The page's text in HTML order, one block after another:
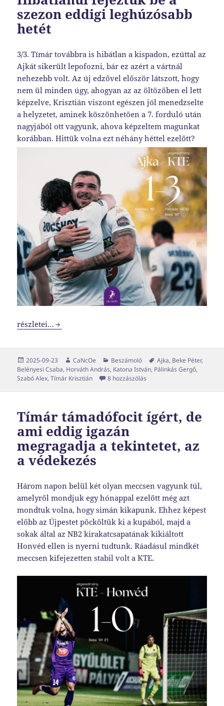
szezon eddigi leghúzósabb
hetét
3/3. Tímár továbbra is hibátlan a kispadon, ezúttal az
Ajkát sikerült lepofozni, bár ez azért a vártnál
nehezebb volt. Az új edzővel először látszott, hogy
nem ül minden úgy, ahogyan az az öltözőben el lett
képzelve, Krisztián viszont egészen jól menedzselte
a helyzetet, aminek köszönhetően a 7. forduló után
nagyjából ott vagyunk, ahova képzeltem magunkat
korábban. Hittük volna ezt néhány héttel ezelőtt?
Hibátlanul fejeztük be a szezon eddigi leghúzósabb hetét
részletei…
Közzétéve
2025-09-23 Szerző
CaNcOe Kategória
Beszámoló Címke
Ajka, Beke Péter,
Belényesi Csaba, Horváth András, Katona István, Pálinkás Gergő,
Szabó Alex,Tímár Krisztián 8 hozzászólás
Tímár támadófocit ígért, de
ami eddig igazán
megragadja a tekintetet, az
a védekezés
Három napon belül két olyan meccsen vagyunk túl,
amelyről mondjuk egy hónappal ezelőtt még azt
mondtuk volna, hogy simán kikapunk. Ehhez képest
előbb az Újpestet pöcköltük ki a kupából, majd a
sokak által az NB2 kirakatcsapatának kikiáltott
Honvéd ellen is nyerni tudtunk. Ráadásul mindkét
meccsen kifejezetten stabil volt a KTE.